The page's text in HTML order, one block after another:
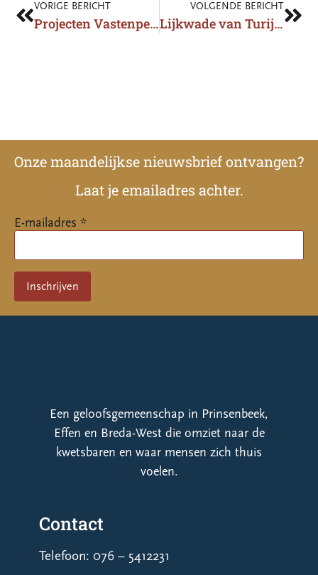
VORIGE BERICHT
Projecten Vastenperiode 2024 – 1
VOLGENDE BERICHT
Lijkwade van Turijn komt naar Breda
Onze maandelijkse nieuwsbrief ontvangen?
Laat je emailadres achter.
E-mailadres *
Een geloofsgemeenschap in Prinsenbeek,
Effen en Breda-West die omziet naar de
kwetsbaren en waar mensen zich thuis
voelen.
Contact
Telefoon: 076 – 5412231